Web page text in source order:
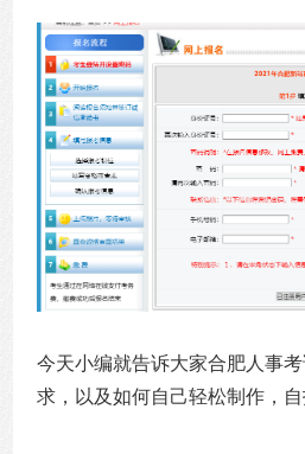
今天小编就告诉大家合肥人事
求，以及如何自己轻松制作，自